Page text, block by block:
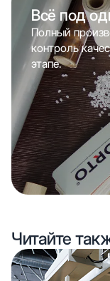
Всё под
Полный
контроль
этапе.
Читайте